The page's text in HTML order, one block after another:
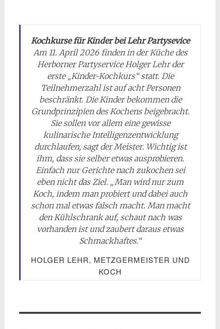
Kochkurse für Kinder bei Lehr Partysevice
Am 11. April 2026 finden in der Küche des
Herborner Partyservice Holger Lehr der
erste „Kinder-Kochkurs“ statt. Die
Teilnehmerzahl ist auf acht Personen
beschränkt. Die Kinder bekommen die
Grundprinzipien des Kochens beigebracht.
Sie sollen vor allem eine gewisse
kulinarische Intelligenzentwicklung
durchlaufen, sagt der Meister. Wichtig ist
ihm, dass sie selber etwas ausprobieren.
Einfach nur Gerichte nach zukochen sei
eben nicht das Ziel. „Man wird nur zum
Koch, indem man probiert und dabei auch
schon mal etwas falsch macht. Man macht
den Kühlschrank auf, schaut nach was
vorhanden ist und zaubert daraus etwas
Schmackhaftes.“
HOLGER LEHR, METZGERMEISTER UND
KOCH